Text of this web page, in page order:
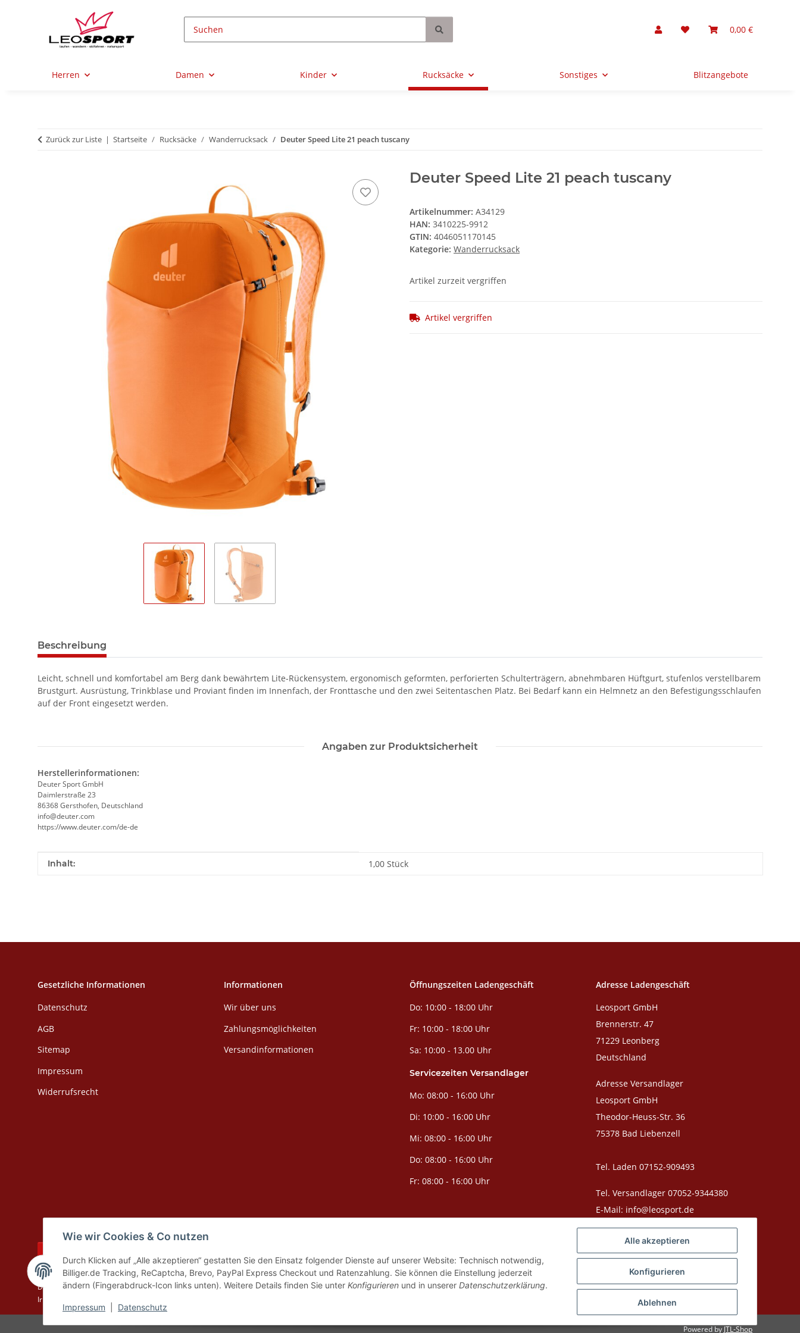
Alle akzeptieren
Konfigurieren
Ablehnen
Wie wir Cookies & Co nutzen
Durch Klicken auf „Alle akzeptieren“ gestatten Sie den Einsatz folgender Dienste auf unserer Website: Technisch notwendig,
Billiger.de Tracking, ReCaptcha, Brevo, PayPal Express Checkout und Ratenzahlung. Sie können die Einstellung jederzeit
ändern (Fingerabdruck-Icon links unten). Weitere Details finden Sie unter Konfigurieren und in unserer Datenschutzerklärung.
Impressum Datenschutz
0,00 €
Herren Damen Kinder Rucksäcke Sonstiges Blitzangebote
Zurück zur Liste Startseite Rucksäcke Wanderrucksack Deuter Speed Lite 21 peach tuscany
Deuter Speed Lite 21 peach tuscany
Artikelnummer: A34129
HAN: 3410225-9912
GTIN: 4046051170145
Kategorie: Wanderrucksack
Artikel zurzeit vergriffen
Artikel vergriffen
Beschreibung
Leicht, schnell und komfortabel am Berg dank bewährtem Lite-Rückensystem, ergonomisch geformten, perforierten Schulterträgern, abnehmbaren Hüftgurt, stufenlos verstellbarem
Brustgurt. Ausrüstung, Trinkblase und Proviant finden im Innenfach, der Fronttasche und den zwei Seitentaschen Platz. Bei Bedarf kann ein Helmnetz an den Befestigungsschlaufen
auf der Front eingesetzt werden.
Angaben zur Produktsicherheit
Herstellerinformationen:
Deuter Sport GmbH
Daimlerstraße 23
86368 Gersthofen, Deutschland
info@deuter.com
https://www.deuter.com/de-de
Produkteigenschaft
Wert
Inhalt: 1,00 Stück
Gesetzliche Informationen
Datenschutz
AGB
Sitemap
Impressum
Widerrufsrecht
Informationen
Wir über uns
Zahlungsmöglichkeiten
Versandinformationen
Öffnungszeiten Ladengeschäft
Do: 10:00 - 18:00 Uhr
Fr: 10:00 - 18:00 Uhr
Sa: 10:00 - 13.00 Uhr
Servicezeiten Versandlager
Mo: 08:00 - 16:00 Uhr
Di: 10:00 - 16:00 Uhr
Mi: 08:00 - 16:00 Uhr
Do: 08:00 - 16:00 Uhr
Fr: 08:00 - 16:00 Uhr
Adresse Ladengeschäft
Leosport GmbH
Brennerstr. 47
71229 Leonberg
Deutschland
Adresse Versandlager
Leosport GmbH
Theodor-Heuss-Str. 36
75378 Bad Liebenzell
Tel. Laden 07152-909493
Tel. Versandlager 07052-9344380
E-Mail: info@leosport.de
Vertrag widerrufen
* Alle Preise inkl. gesetzlicher USt., zzgl.Versandaus Lager Bad Liebenzell.
Die angegebenen Preise sind Online-Preise, Ladenpreise und Produkte vor Ort können abweichen. Nur solange der Vorrat reicht. Liefergebiet ist Deutschland. Produktabbildungen können vom Original abweichen,
Irrtümer und Preisänderungen bleiben vorbehalten.
Powered by JTL-Shop